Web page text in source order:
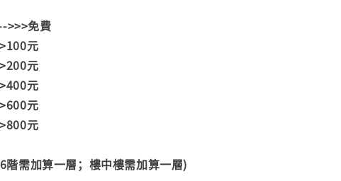
>>>免費
元
元
元
元
元
階需加算一層；樓中樓需加算一層)